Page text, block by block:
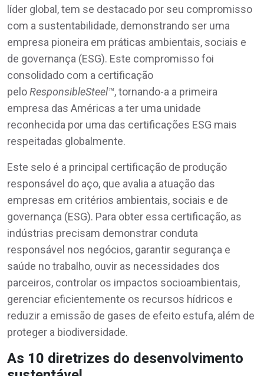
líder global, tem se destacado por seu compromisso
com a sustentabilidade, demonstrando ser uma
empresa pioneira em práticas ambientais, sociais e
de governança (ESG). Este compromisso foi
consolidado com a certificação
peloResponsibleSteel™, tornando-a a primeira
empresa das Américas a ter uma unidade
reconhecida por uma das certificações ESG mais
respeitadas globalmente.
Este selo é a principal certificação de produção
responsável do aço, que avalia a atuação das
empresas em critérios ambientais, sociais e de
governança (ESG). Para obter essa certificação, as
indústrias precisam demonstrar conduta
responsável nos negócios, garantir segurança e
saúde no trabalho, ouvir as necessidades dos
parceiros, controlar os impactos socioambientais,
gerenciar eficientemente os recursos hídricos e
reduzir a emissão de gases de efeito estufa, além de
proteger a biodiversidade.
As 10 diretrizes do desenvolvimento